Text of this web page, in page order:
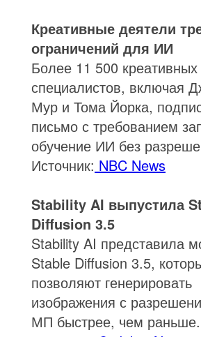
Креативные деятели
ограничений для ИИ
Более 11 500 креативных
специалистов, включая
Мур и Тома Йорка,
письмо с требованием
обучение ИИ без
Источник: NBC News
Stability AI выпустила
Diffusion 3.5
Stability AI представила
Stable Diffusion 3.5,
позволяют генерировать
изображения с
МП быстрее, чем раньше.